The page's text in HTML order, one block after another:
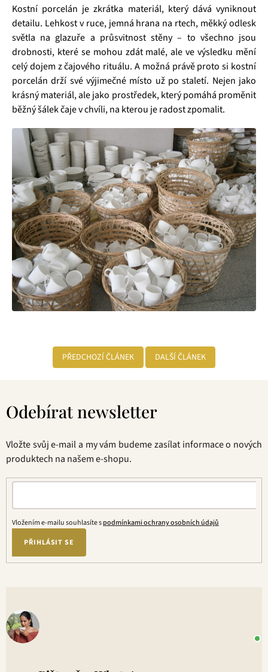
Kostní porcelán je zkrátka materiál, který dává vyniknout
detailu. Lehkost v ruce, jemná hrana na rtech, měkký odlesk
světla na glazuře a průsvitnost stěny – to všechno jsou
drobnosti, které se mohou zdát malé, ale ve výsledku mění
celý dojem z čajového rituálu. A možná právě proto si kostní
porcelán drží své výjimečné místo už po staletí. Nejen jako
krásný materiál, ale jako prostředek, který pomáhá proměnit
běžný šálek čaje v chvíli, na kterou je radost zpomalit.
PŘEDCHOZÍ ČLÁNEK DALŠÍ ČLÁNEK
Odebírat newsletter
Vložte svůj e-mail a my vám budeme zasílat informace o nových
produktech na našem e-shopu.
Vložením e-mailu souhlasíte spodmínkami ochrany osobních údajů
PŘIHLÁSIT SE